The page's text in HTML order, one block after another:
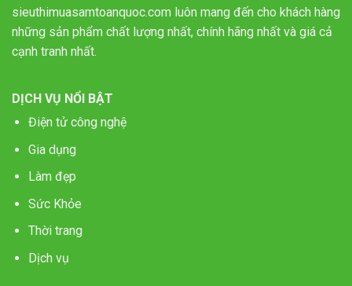
sieuthimuasamtoanquoc.com luôn mang đến cho khách hàng
những sản phẩm chất lượng nhất, chính hãng nhất và giá cả
cạnh tranh nhất.
DỊCH VỤ NỔI BẬT
Điện tử công nghệ
Gia dụng
Làm đẹp
Sức Khỏe
Thời trang
Dịch vụ